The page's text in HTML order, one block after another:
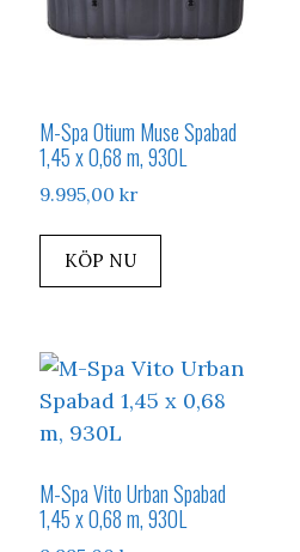
M-Spa Otium Muse Spabad
1,45 x 0,68 m, 930L
9.995,00kr
KÖP NU
M-Spa Vito Urban Spabad
1,45 x 0,68 m, 930L